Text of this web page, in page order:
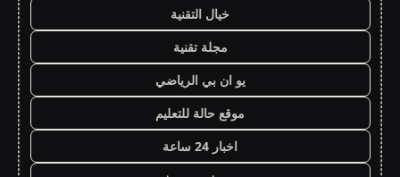
خيال التقنية
مجلة تقنية
يو ان بي الرياضي
موقع حالة للتعليم
اخبار 24 ساعة